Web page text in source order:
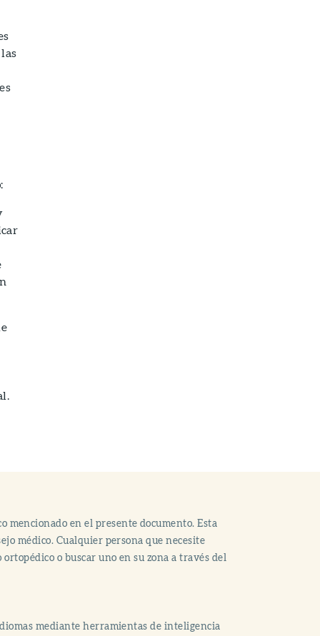
en el presente documento. Esta
médico. Cualquier persona que necesite
o buscar uno en su zona a través del
mediante herramientas de inteligencia